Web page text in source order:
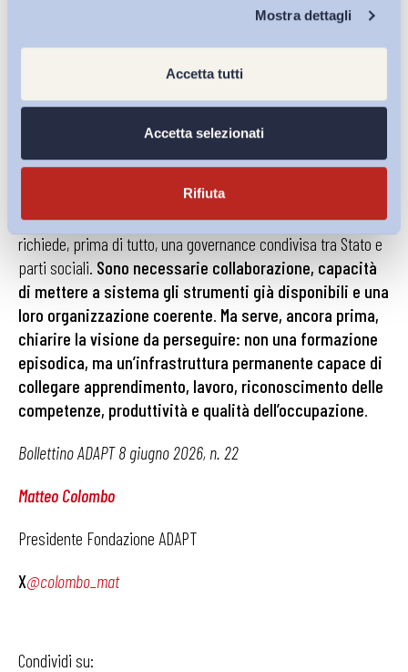
Mostra dettagli
Accetta tutti
Accetta selezionati
Rifiuta
competenze e classificazioni professionali, risorse e
Andare verso un concetto ampio dilifelong learning, non
ridotto a percorso individuale di adattamento, progettare
isolate ma finalizzati allo sviluppo diskill bundles, cioè di
combinazioni di competenze tra loro complementari, e
definire strategie adeguate a livello nazionale e settoriale
richiede, prima di tutto, una governance condivisa tra Stato e
parti sociali. Sono necessarie collaborazione, capacità
di mettere a sistema gli strumenti già disponibili e una
loro organizzazione coerente. Ma serve, ancora prima,
chiarire la visione da perseguire: non una formazione
episodica, ma un’infrastruttura permanente capace di
collegare apprendimento, lavoro, riconoscimento delle
competenze, produttività e qualità dell’occupazione.
Bollettino ADAPT 8 giugno 2026, n. 22
Matteo Colombo
Presidente Fondazione ADAPT
X@colombo_mat
Condividi su: